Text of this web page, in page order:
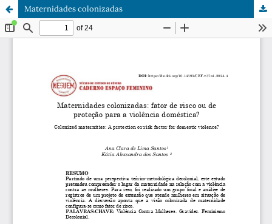
Maternidades colonizadas